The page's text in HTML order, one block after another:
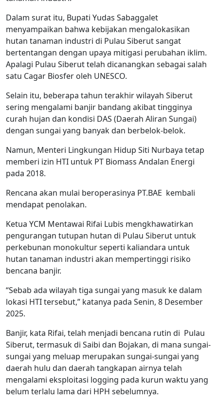
Dalam surat itu, Bupati Yudas Sabaggalet
menyampaikan bahwa kebijakan mengalokasikan
hutan tanaman industri di Pulau Siberut sangat
bertentangan dengan upaya mitigasi perubahan iklim.
Apalagi Pulau Siberut telah dicanangkan sebagai salah
satu Cagar Biosfer oleh UNESCO.
Selain itu, beberapa tahun terakhir wilayah Siberut
sering mengalami banjir bandang akibat tingginya
curah hujan dan kondisi DAS (Daerah Aliran Sungai)
dengan sungai yang banyak dan berbelok-belok.
Namun, Menteri Lingkungan Hidup Siti Nurbaya tetap
memberi izin HTI untuk PT Biomass Andalan Energi
pada 2018.
Rencana akan mulai beroperasinya PT.BAE kembali
mendapat penolakan.
Ketua YCM Mentawai Rifai Lubis mengkhawatirkan
pengurangan tutupan hutan di Pulau Siberut untuk
perkebunan monokultur seperti kaliandara untuk
hutan tanaman industri akan mempertinggi risiko
bencana banjir.
“Sebab ada wilayah tiga sungai yang masuk ke dalam
lokasi HTI tersebut,” katanya pada Senin, 8 Desember
2025.
Banjir, kata Rifai, telah menjadi bencana rutin di Pulau
Siberut, termasuk di Saibi dan Bojakan, di mana sungai-
sungai yang meluap merupakan sungai-sungai yang
daerah hulu dan daerah tangkapan airnya telah
mengalami eksploitasi logging pada kurun waktu yang
belum terlalu lama dari HPH sebelumnya.